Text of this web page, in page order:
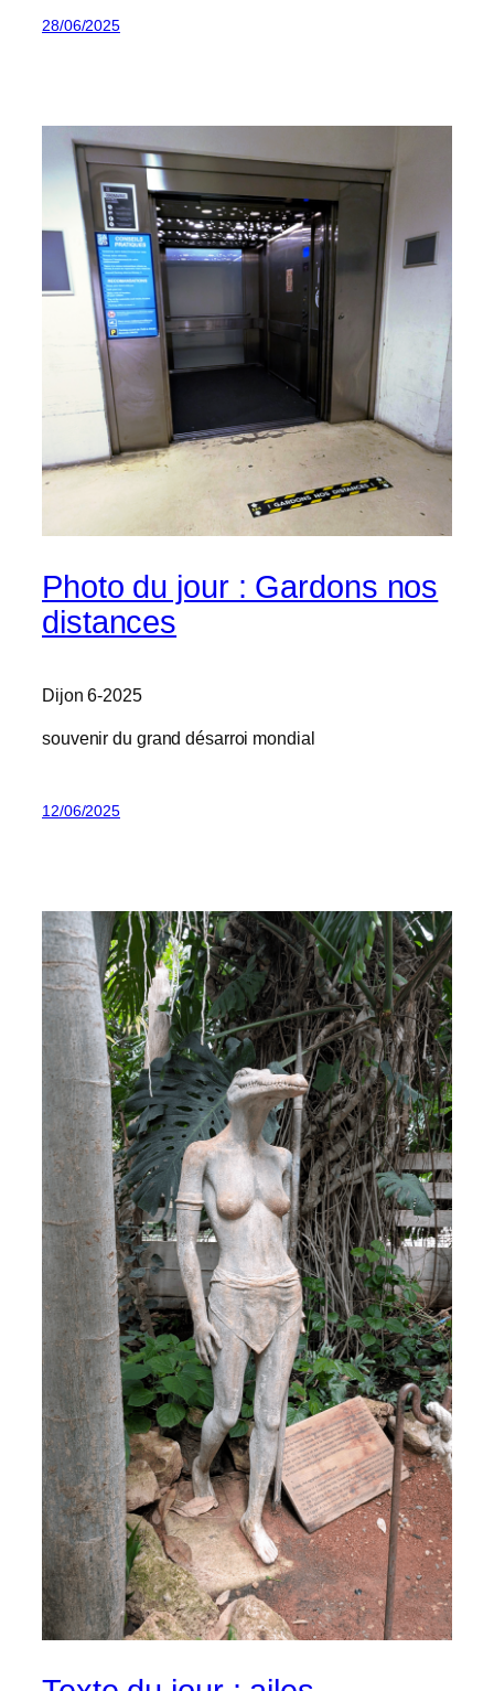
28/06/2025
Photo du jour : Gardons nos
distances
Dijon 6-2025
souvenir du grand désarroi mondial
12/06/2025